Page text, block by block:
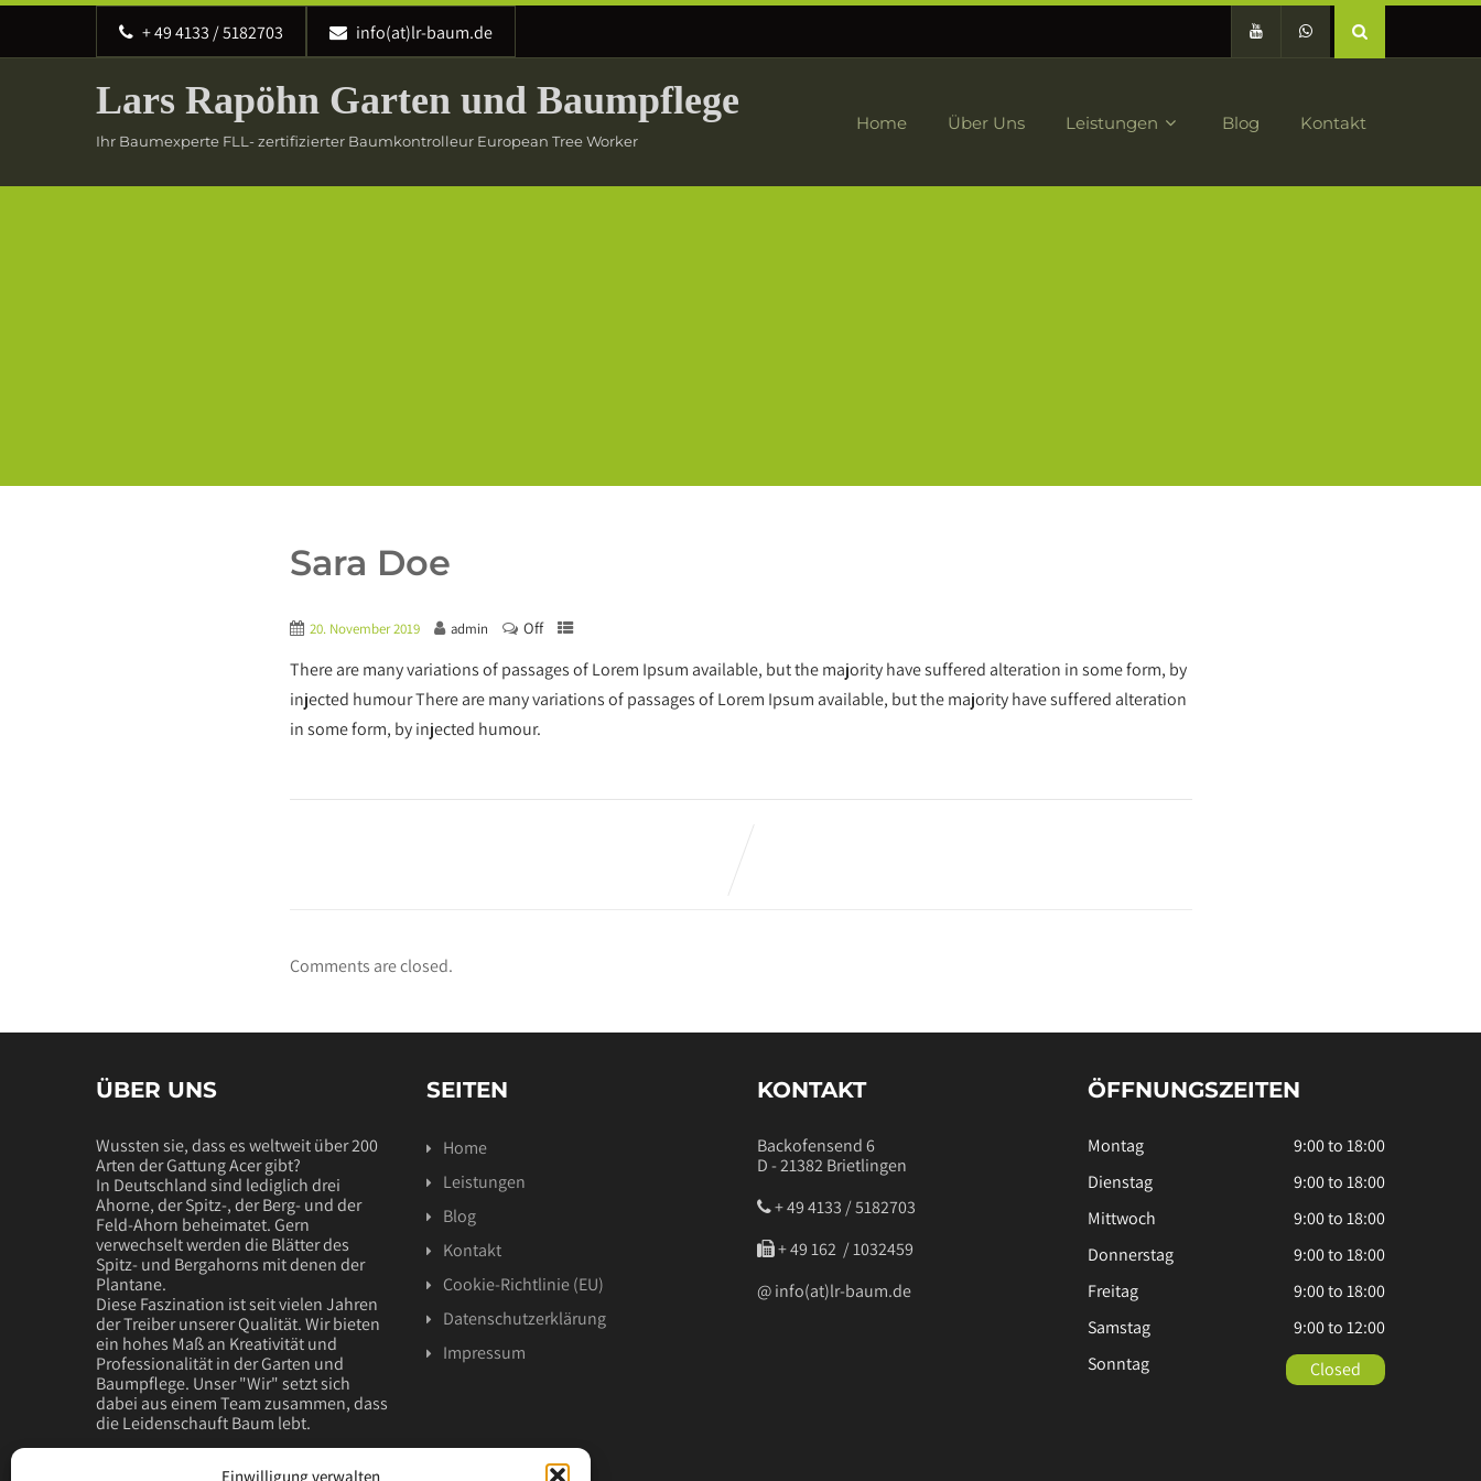
Einwilligung verwalten
‭+ 49 4133 / 5182703 info(at)lr-baum.de
Lars Rapöhn Garten und Baumpflege
Ihr Baumexperte FLL- zertifizierter Baumkontrolleur European Tree Worker
Home Über Uns Leistungen Blog Kontakt
Sara Doe
20. November 2019 admin Off
There are many variations of passages of Lorem Ipsum available, but the majority have suffered alteration in some form, by
injected humour There are many variations of passages of Lorem Ipsum available, but the majority have suffered alteration
in some form, by injected humour.
Comments are closed.
ÜBER UNS
Wussten sie, dass es weltweit über 200
Arten der Gattung Acer gibt?
In Deutschland sind lediglich drei
Ahorne, der Spitz-, der Berg- und der
Feld-Ahorn beheimatet. Gern
verwechselt werden die Blätter des
Spitz- und Bergahorns mit denen der
Plantane.
Diese Faszination ist seit vielen Jahren
der Treiber unserer Qualität. Wir bieten
ein hohes Maß an Kreativität und
Professionalität in der Garten und
Baumpflege. Unser "Wir" setzt sich
dabei aus einem Team zusammen, dass
die Leidenschauft Baum lebt.
Das Wohl ihres Baumes sollte in unseren
SEITEN
Home
Leistungen
Blog
Kontakt
Cookie-Richtlinie (EU)
Datenschutzerklärung
Impressum
KONTAKT
Backofensend 6
D - 21382 Brietlingen
+ 49 4133 / 5182703
‭ + 49 162 / 1032459‬
@ info(at)lr-baum.de
ÖFFNUNGSZEITEN
Montag
9:00 to 18:00
Dienstag
9:00 to 18:00
Mittwoch
9:00 to 18:00
Donnerstag
9:00 to 18:00
Freitag
9:00 to 18:00
Samstag
9:00 to 12:00
Sonntag
Closed